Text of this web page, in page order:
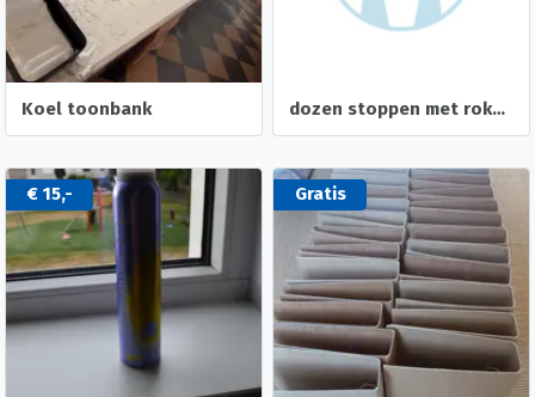
Koel toonbank dozen stoppen met roken. pleisters en kauwgum
€ 15,- Gratis